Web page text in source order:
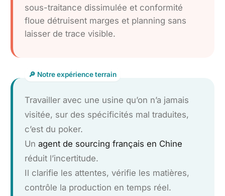
sous-traitance dissimulée et conformité
floue détruisent marges et planning sans
laisser de trace visible.
Travailler avec une usine qu’on n’a jamais
visitée, sur des spécificités mal traduites,
c’est du poker.
Unagent de sourcing français en Chine
réduit l’incertitude.
Il clarifie les attentes, vérifie les matières,
contrôle la production en temps réel.